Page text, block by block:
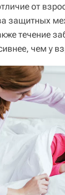
от
защитных
течение
чем у